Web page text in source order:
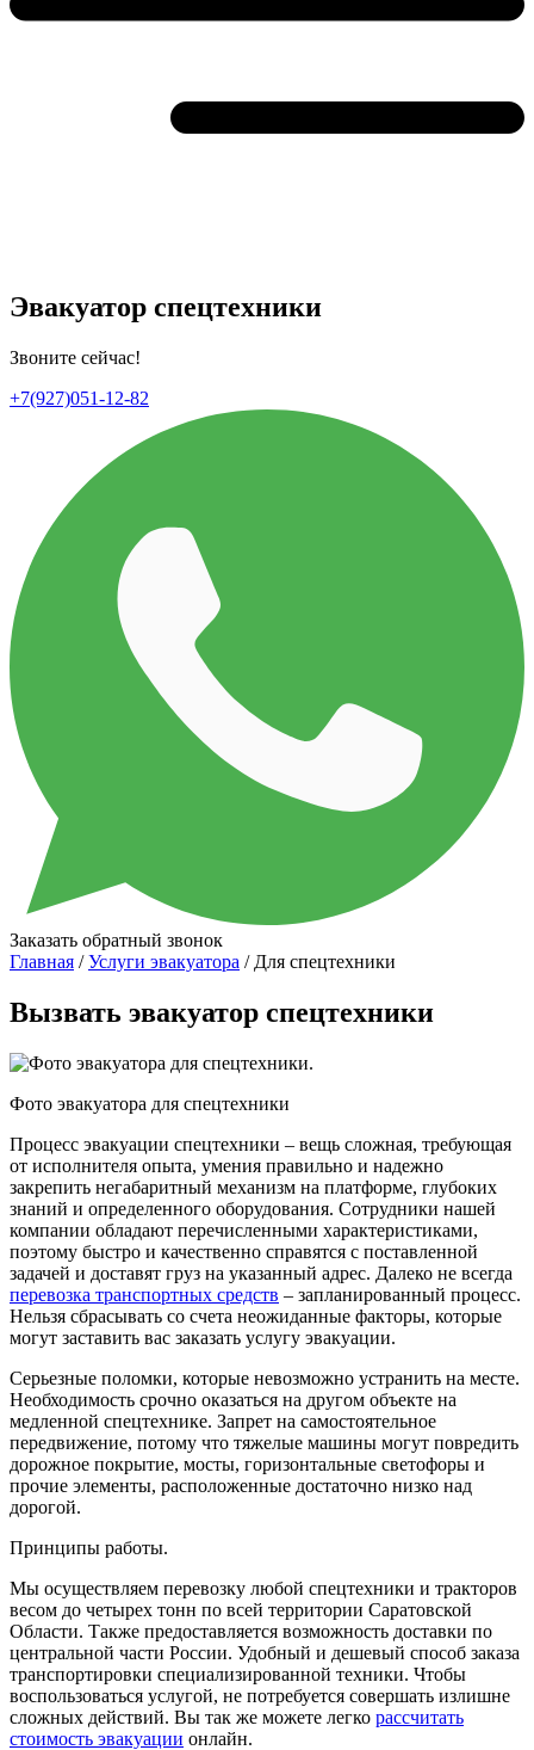
Эвакуатор спецтехники
Звоните сейчас!
+7(927)051-12-82
Заказать обратный звонок
Главная /Услуги эвакуатора / Для спецтехники
Вызвать эвакуатор спецтехники
Фото эвакуатора для спецтехники
Процесс эвакуации спецтехники – вещь сложная, требующая
от исполнителя опыта, умения правильно и надежно
закрепить негабаритный механизм на платформе, глубоких
знаний и определенного оборудования. Сотрудники нашей
компании обладают перечисленными характеристиками,
поэтому быстро и качественно справятся с поставленной
задачей и доставят груз на указанный адрес. Далеко не всегда
перевозка транспортных средств – запланированный процесс.
Нельзя сбрасывать со счета неожиданные факторы, которые
могут заставить вас заказать услугу эвакуации.
Серьезные поломки, которые невозможно устранить на месте.
Необходимость срочно оказаться на другом объекте на
медленной спецтехнике. Запрет на самостоятельное
передвижение, потому что тяжелые машины могут повредить
дорожное покрытие, мосты, горизонтальные светофоры и
прочие элементы, расположенные достаточно низко над
дорогой.
Принципы работы.
Мы осуществляем перевозку любой спецтехники и тракторов
весом до четырех тонн по всей территории Саратовской
Области. Также предоставляется возможность доставки по
центральной части России. Удобный и дешевый способ заказа
транспортировки специализированной техники. Чтобы
воспользоваться услугой, не потребуется совершать излишне
сложных действий. Вы так же можете легко рассчитать
стоимость эвакуации онлайн.